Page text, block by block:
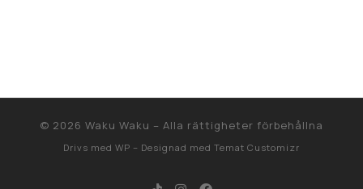
© 2026 Waku Waku – Alla rättigheter förbehållna
Drivs med WP – Designad med Temat Customizr